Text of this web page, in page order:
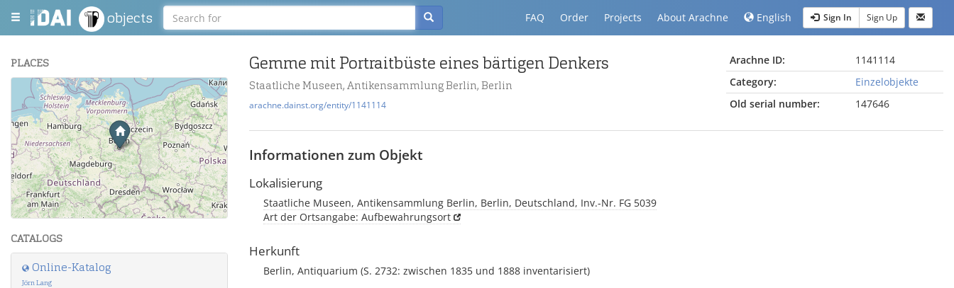
objects FAQ Order Projects About Arachne English Sign In Sign Up
PLACES
+
−
Leaflet| Maps and Data ©OpenStreetMap.
CATALOGS
Online-Katalog
Jörn Lang
Gemme mit Portraitbüste eines bärtigen Denkers
Staatliche Museen, Antikensammlung Berlin, Berlin
arachne.dainst.org/entity/1141114
Arachne ID:
1141114
Category:
Einzelobjekte
Old serial number:
147646
Informationen zum Objekt
Lokalisierung
Staatliche Museen, Antikensammlung Berlin, Berlin, Deutschland, Inv.-Nr. FG 5039
Art der Ortsangabe: Aufbewahrungsort
Herkunft
Berlin, Antiquarium (S. 2732: zwischen 1835 und 1888 inventarisiert)